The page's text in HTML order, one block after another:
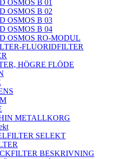
OSMOS B 01
OSMOS B 02
OSMOS B 03
OSMOS B 04
OSMOS RO-MODUL
FLUORIDFILTER
HÖGRE FLÖDE
METALLKORG
SELEKT
BESKRIVNING